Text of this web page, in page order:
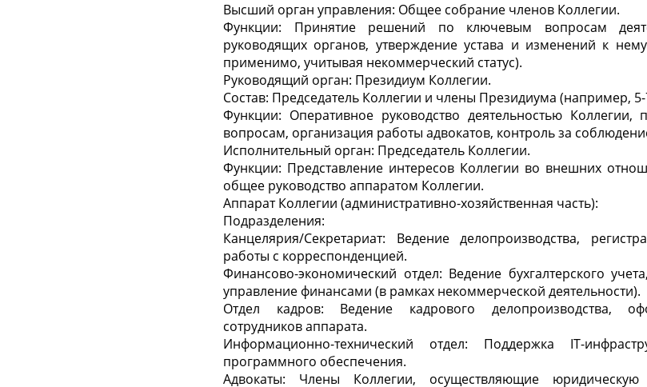
Высший орган управления: Общее собрание членов Коллегии.
Функции: Принятие решений по ключевым вопросам
руководящих органов, утверждение устава и изменений к
применимо, учитывая некоммерческий статус).
Руководящий орган: Президиум Коллегии.
Состав: Председатель Коллегии и члены Президиума (например,
Функции: Оперативное руководство деятельностью
вопросам, организация работы адвокатов, контроль за
Исполнительный орган: Председатель Коллегии.
Функции: Представление интересов Коллегии во внешних
общее руководство аппаратом Коллегии.
Аппарат Коллегии (административно-хозяйственная часть):
Подразделения:
Канцелярия/Секретариат: Ведение делопроизводства,
работы с корреспонденцией.
Финансово-экономический отдел: Ведение бухгалтерского
управление финансами (в рамках некоммерческой деятельности).
Отдел кадров: Ведение кадрового делопроизводства,
сотрудников аппарата.
Информационно-технический отдел: Поддержка IT-
программного обеспечения.
Адвокаты: Члены Коллегии, осуществляющие